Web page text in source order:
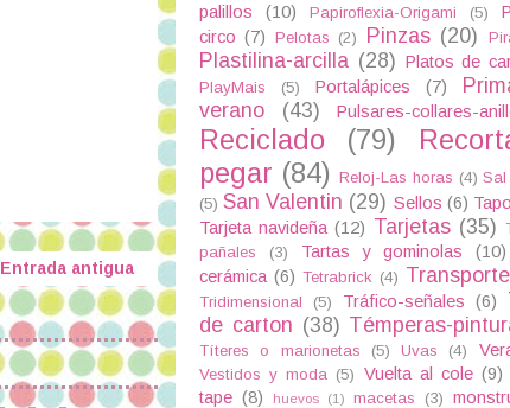
Entrada antigua
palillos
(10) Papiroflexia-Origami (5)
circo (7) Pelotas (2) Pinzas (20)
Plastilina-arcilla (28) Platos de
PlayMais (5) Portalápices (7)
verano
(43) Pulsares-collares-
Reciclado (79)
pegar (84) Reloj-Las horas (4) Sal
(5) San Valentin (29) Sellos (6)
Tarjeta navideña (12) Tarjetas (35)
pañales
(3) Tartas y gominolas (10)
cerámica (6) Tetrabrick (4)
Tridimensional (5) Tráfico-señales (6)
de carton (38) Témperas-
Títeres o marionetas (5) Uvas (4)
Vestidos y moda (5) Vuelta al cole (9)
tape (8) huevos (1) macetas (3)